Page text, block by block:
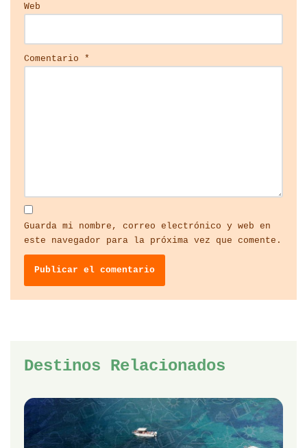
Web
Comentario *
Guarda mi nombre, correo electrónico y web en
este navegador para la próxima vez que comente.
Destinos Relacionados